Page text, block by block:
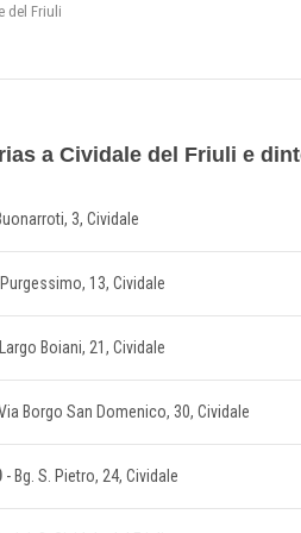
del Friuli
a Cividale del Friuli e
3, Cividale
13, Cividale
Boiani, 21, Cividale
Borgo San Domenico, 30, Cividale
- Bg. S. Pietro, 24, Cividale